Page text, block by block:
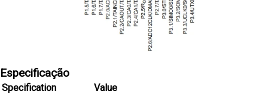
Especificação
Specification
Value